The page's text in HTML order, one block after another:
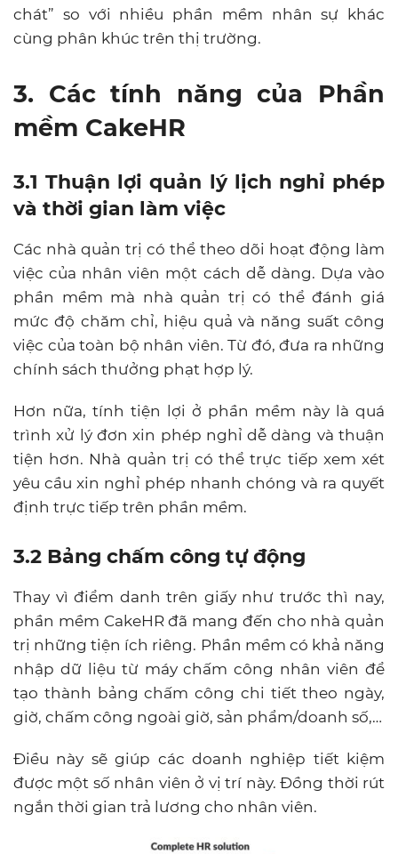
chát” so với nhiều phần mềm nhân sự khác
cùng phân khúc trên thị trường.
3. Các tính năng của Phần
mềm CakeHR
3.1 Thuận lợi quản lý lịch nghỉ phép
và thời gian làm việc
Các nhà quản trị có thể theo dõi hoạt động làm
việc của nhân viên một cách dễ dàng. Dựa vào
phần mềm mà nhà quản trị có thể đánh giá
mức độ chăm chỉ, hiệu quả và năng suất công
việc của toàn bộ nhân viên. Từ đó, đưa ra những
chính sách thưởng phạt hợp lý.
Hơn nữa, tính tiện lợi ở phần mềm này là quá
trình xử lý đơn xin phép nghỉ dễ dàng và thuận
tiện hơn. Nhà quản trị có thể trực tiếp xem xét
yêu cầu xin nghỉ phép nhanh chóng và ra quyết
định trực tiếp trên phần mềm.
3.2 Bảng chấm công tự động
Thay vì điểm danh trên giấy như trước thì nay,
phần mềm CakeHR đã mang đến cho nhà quản
trị những tiện ích riêng. Phần mềm có khả năng
nhập dữ liệu từ máy chấm công nhân viên để
tạo thành bảng chấm công chi tiết theo ngày,
giờ, chấm công ngoài giờ, sản phẩm/doanh số,…
Điều này sẽ giúp các doanh nghiệp tiết kiệm
được một số nhân viên ở vị trí này. Đồng thời rút
ngắn thời gian trả lương cho nhân viên.